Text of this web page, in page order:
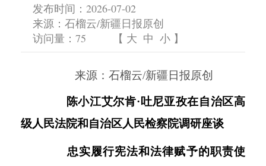
发布时间：2026-07-02
来源：石榴云/新疆日报原创
访问量： 75 【 大 中 小 】
来源：石榴云/新疆日报原创
陈小江艾尔肯·吐尼亚孜在自治区高
级人民法院和自治区人民检察院调研座谈
忠实履行宪法和法律赋予的职责使